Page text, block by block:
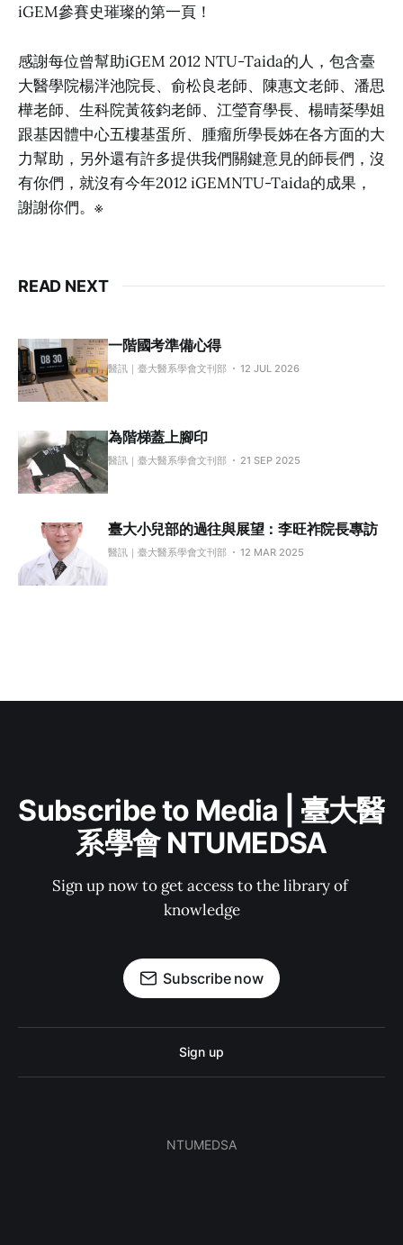
iGEM參賽史璀璨的第一頁！
感謝每位曾幫助iGEM 2012 NTU-Taida的人，包含臺
大醫學院楊泮池院長、俞松良老師、陳惠文老師、潘思
樺老師、生科院黃筱鈞老師、江瑩育學長、楊晴棻學姐
跟基因體中心五樓基蛋所、腫瘤所學長姊在各方面的大
力幫助，另外還有許多提供我們關鍵意見的師長們，沒
有你們，就沒有今年2012 iGEMNTU-Taida的成果，
謝謝你們。※
READ NEXT
一階國考準備心得
醫訊｜臺大醫系學會文刊部 12 JUL 2026
為階梯蓋上腳印
醫訊｜臺大醫系學會文刊部 21 SEP 2025
臺大小兒部的過往與展望：李旺祚院長專訪
醫訊｜臺大醫系學會文刊部 12 MAR 2025
Subscribe to Media | 臺大醫
系學會 NTUMEDSA
Sign up now to get access to the library of
knowledge
Subscribe now
Sign up
NTUMEDSA